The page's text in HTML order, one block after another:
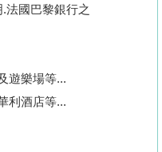
法國巴黎銀行之
遊樂場等...
利酒店等...